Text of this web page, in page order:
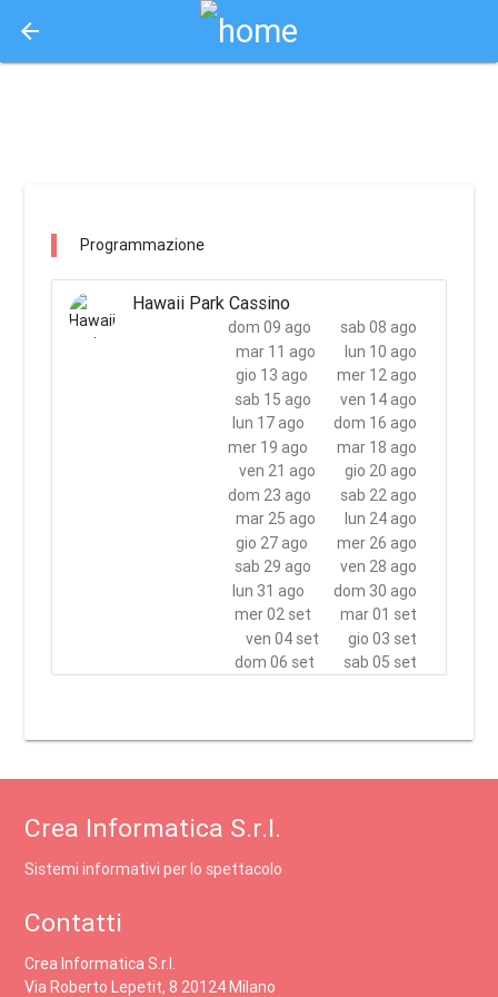
arrow_back
Programmazione
Hawaii Park Cassino
sab 08 ago
dom 09 ago
lun 10 ago
mar 11 ago
mer 12 ago
gio 13 ago
ven 14 ago
sab 15 ago
dom 16 ago
lun 17 ago
mar 18 ago
mer 19 ago
gio 20 ago
ven 21 ago
sab 22 ago
dom 23 ago
lun 24 ago
mar 25 ago
mer 26 ago
gio 27 ago
ven 28 ago
sab 29 ago
dom 30 ago
lun 31 ago
mar 01 set
mer 02 set
gio 03 set
ven 04 set
sab 05 set
dom 06 set
Crea Informatica S.r.l.
Sistemi informativi per lo spettacolo
Contatti
Crea Informatica S.r.l.
Via Roberto Lepetit, 8 20124 Milano